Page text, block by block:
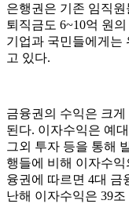
은행권은 기존 임직원
퇴직금도 6~10억 원
기업과 국민들에게는
고 있다.
금융권의 수익은 크
된다. 이자수익은 예
그외 투자 등을 통해
행들에 비해 이자수
융권에 따르면 4대 금
난해 이자수익은 39